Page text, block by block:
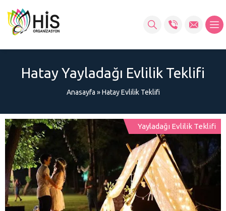
Hatay Yayladağı‎ Evlilik Teklifi
Anasayfa »Hatay Evlilik Teklifi
Yayladağı‎ Evlilik Teklifi